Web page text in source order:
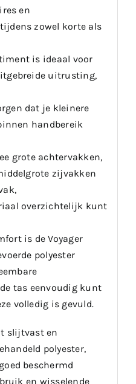
en
zowel korte als
is ideaal voor
uitrusting,
dat je kleinere
handbereik
grote achtervakken,
zijvakken
overzichtelijk kunt
is de Voyager
polyester
tas eenvoudig kunt
volledig is gevuld.
slijtvast en
polyester,
beschermd
en wisselende